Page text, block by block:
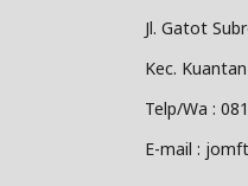
Jl. Gatot
Kec.
Telp/Wa :
E-mail :